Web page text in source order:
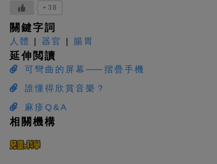
+38
關鍵字詞
人體 | 器官 | 腸胃
延伸閲讀
可彎曲的屏幕⸺摺疊手機
誰懂得欣賞音樂？
麻疹Q&A
相關機構